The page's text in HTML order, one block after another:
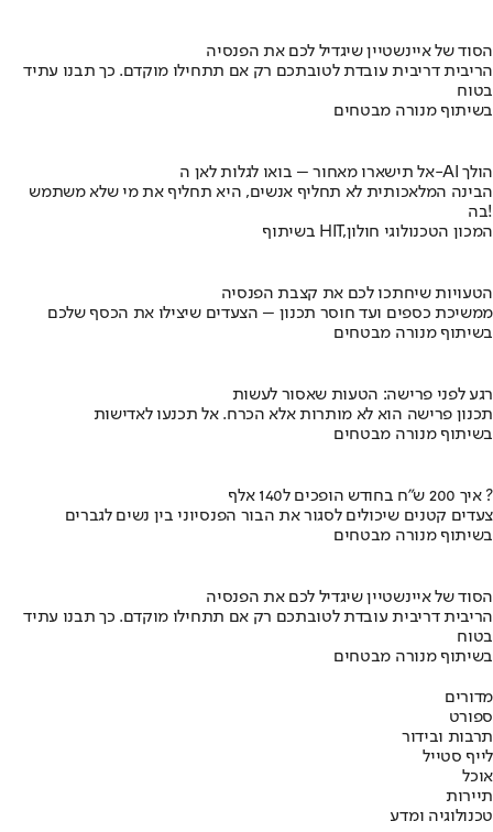
הסוד של איינשטיין שיגדיל לכם את הפנסיה
הריבית דריבית עובדת לטובתכם רק אם תתחילו מוקדם. כך תבנו עתיד
בטוח
בשיתוף מנורה מבטחים
אל תישארו מאחור – בואו לגלות לאן ה-AI הולך
הבינה המלאכותית לא תחליף אנשים, היא תחליף את מי שלא משתמש
בה!
בשיתוף HIT,המכון הטכנולוגי חולון
הטעויות שיחתכו לכם את קצבת הפנסיה
ממשיכת כספים ועד חוסר תכנון – הצעדים שיצילו את הכסף שלכם
בשיתוף מנורה מבטחים
רגע לפני פרישה: הטעות שאסור לעשות
תכנון פרישה הוא לא מותרות אלא הכרח. אל תכנעו לאדישות
בשיתוף מנורה מבטחים
איך 200 ש"ח בחודש הופכים ל140 אלף ?
צעדים קטנים שיכולים לסגור את הבור הפנסיוני בין נשים לגברים
בשיתוף מנורה מבטחים
הסוד של איינשטיין שיגדיל לכם את הפנסיה
הריבית דריבית עובדת לטובתכם רק אם תתחילו מוקדם. כך תבנו עתיד
בטוח
בשיתוף מנורה מבטחים
מדורים
ספורט
תרבות ובידור
לייף סטייל
אוכל
תיירות
טכנולוגיה ומדע